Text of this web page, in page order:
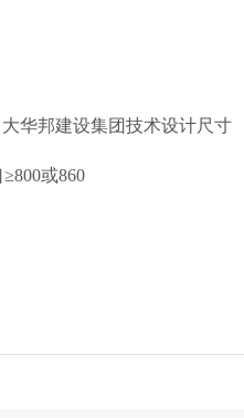
华邦建设集团技术设计尺寸
或860